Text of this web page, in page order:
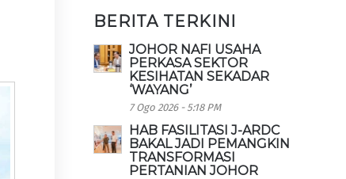
BERITA TERKINI
JOHOR NAFI USAHA
PERKASA SEKTOR
KESIHATAN SEKADAR
‘WAYANG’
7 Ogo 2026 - 5:18 PM
HAB FASILITASI J-ARDC
BAKAL JADI PEMANGKIN
TRANSFORMASI
PERTANIAN JOHOR